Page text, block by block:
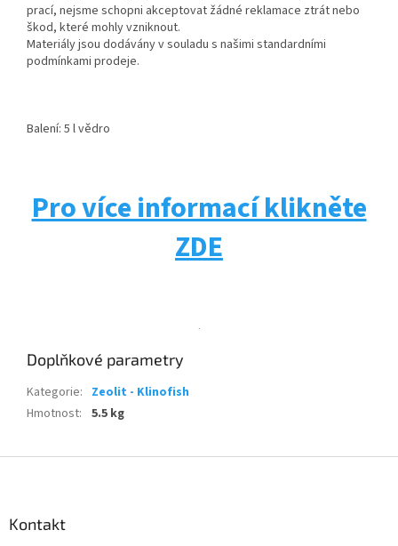
prací, nejsme schopni akceptovat žádné reklamace ztrát nebo
škod, které mohly vzniknout.
Materiály jsou dodávány v souladu s našimi standardními
podmínkami prodeje.
Balení: 5 l vědro
Pro více informací klikněte
ZDE
.
Doplňkové parametry
Kategorie: Zeolit - Klinofish
Hmotnost: 5.5 kg
Kontakt